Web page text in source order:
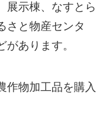
展示棟、なすとら
さと物産センタ
あります。
作物加工品を購入